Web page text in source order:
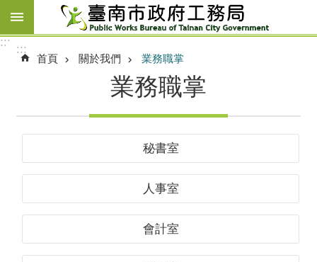
跳到主要內容區塊
:::
:::
首頁 關於我們 業務職掌
業務職掌
秘書室
人事室
會計室